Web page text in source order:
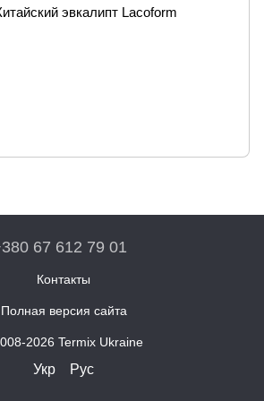
эвкалипт Lacoform
67 612 79 01
Контакты
Полная версия сайта
2026 Termix Ukraine
Укр Рус